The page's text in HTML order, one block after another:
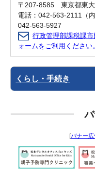
〒207-8585 東京都東
電話：042-563-2111（
042-563-5927
行政管理部課税課
ォームをご利用ください
くらし・手続き
[バナー